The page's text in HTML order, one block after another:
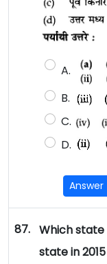
A.
B.
C.
D.
Answer
87. Which state
state in